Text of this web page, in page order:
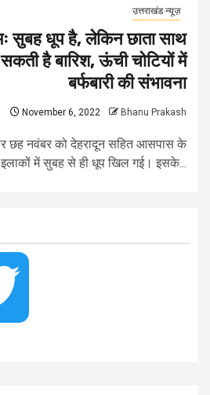
उत्तराखंड न्यूज़
सुबह धूप है, लेकिन छाता साथ
है बारिश, ऊंची चोटियों में
बर्फबारी की संभावना
November 6, 2022 Bhanu Prakash
छह नवंबर को देहरादून सहित आसपास के
इलाकों में सुबह से ही धूप खिल गई। इसके...